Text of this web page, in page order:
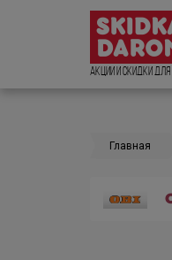
Акции и Скидки
Главная